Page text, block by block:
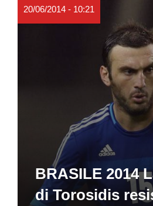
20/06/2014 - 10:21
BRASILE 2014
di Torosidis